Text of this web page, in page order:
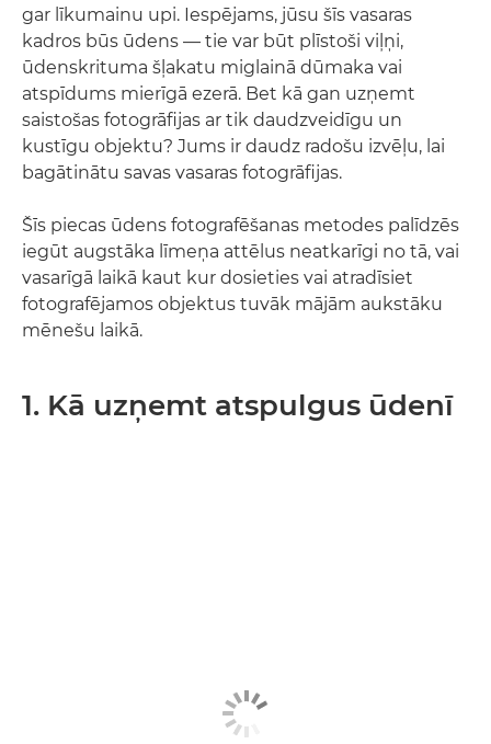
gar līkumainu upi. Iespējams, jūsu šīs vasaras
kadros būs ūdens — tie var būt plīstoši viļņi,
ūdenskrituma šļakatu miglainā dūmaka vai
atspīdums mierīgā ezerā. Bet kā gan uzņemt
saistošas fotogrāfijas ar tik daudzveidīgu un
kustīgu objektu? Jums ir daudz radošu izvēļu, lai
bagātinātu savas vasaras fotogrāfijas.
Šīs piecas ūdens fotografēšanas metodes palīdzēs
iegūt augstāka līmeņa attēlus neatkarīgi no tā, vai
vasarīgā laikā kaut kur dosieties vai atradīsiet
fotografējamos objektus tuvāk mājām aukstāku
mēnešu laikā.
1. Kā uzņemt atspulgus ūdenī